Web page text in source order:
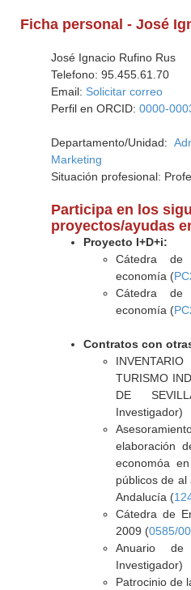
Ficha personal - José
José Ignacio Rufino Rus
Telefono: 95.455.61.70
Email: Solicitar correo
Perfil en ORCID: 0000-
Departamento/Unidad:
Marketing
Situación profesional:
Participa en los
proyectos/ayudas
Proyecto I+D+i:
Cátedra de
economía (
Cátedra de
economía (
Contratos con
TURISMO
DE
Investigador)
elaboración
economóa
públicos de
Andalucía (
Cátedra de
2009 (0585/
Anuario
Investigador)
Patrocinio de